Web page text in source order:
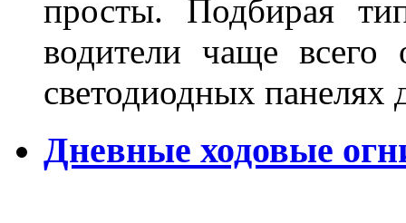
просты. Подбирая
водители чаще всего
светодиодных
Дневные ходовые